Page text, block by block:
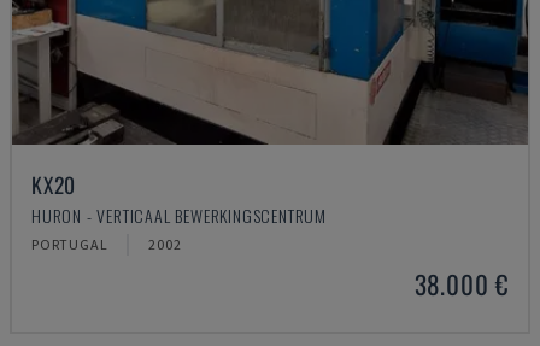
KX20
HURON - VERTICAAL BEWERKINGSCENTRUM
PORTUGAL 2002
38.000 €